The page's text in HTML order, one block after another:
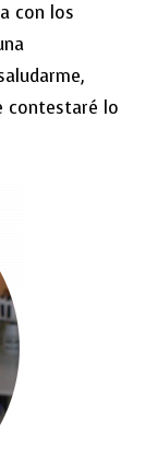
con los
contestaré lo